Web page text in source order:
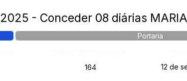
- Conceder 08 diárias MARIA
Portaria
164 12 de